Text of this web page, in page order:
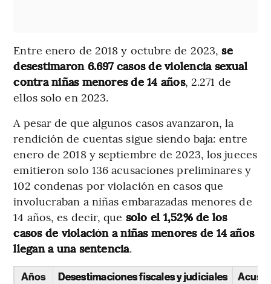
Entre enero de 2018 y octubre de 2023,se
desestimaron 6.697 casos de violencia sexual
contra niñas menores de 14 años, 2.271 de
ellos solo en 2023.
A pesar de que algunos casos avanzaron, la
rendición de cuentas sigue siendo baja: entre
enero de 2018 y septiembre de 2023, los jueces
emitieron solo 136 acusaciones preliminares y
102 condenas por violación en casos que
involucraban a niñas embarazadas menores de
14 años, es decir, que solo el 1,52% de los
casos de violación a niñas menores de 14 años
llegan a una sentencia.
Años Desestimaciones fiscales y judiciales